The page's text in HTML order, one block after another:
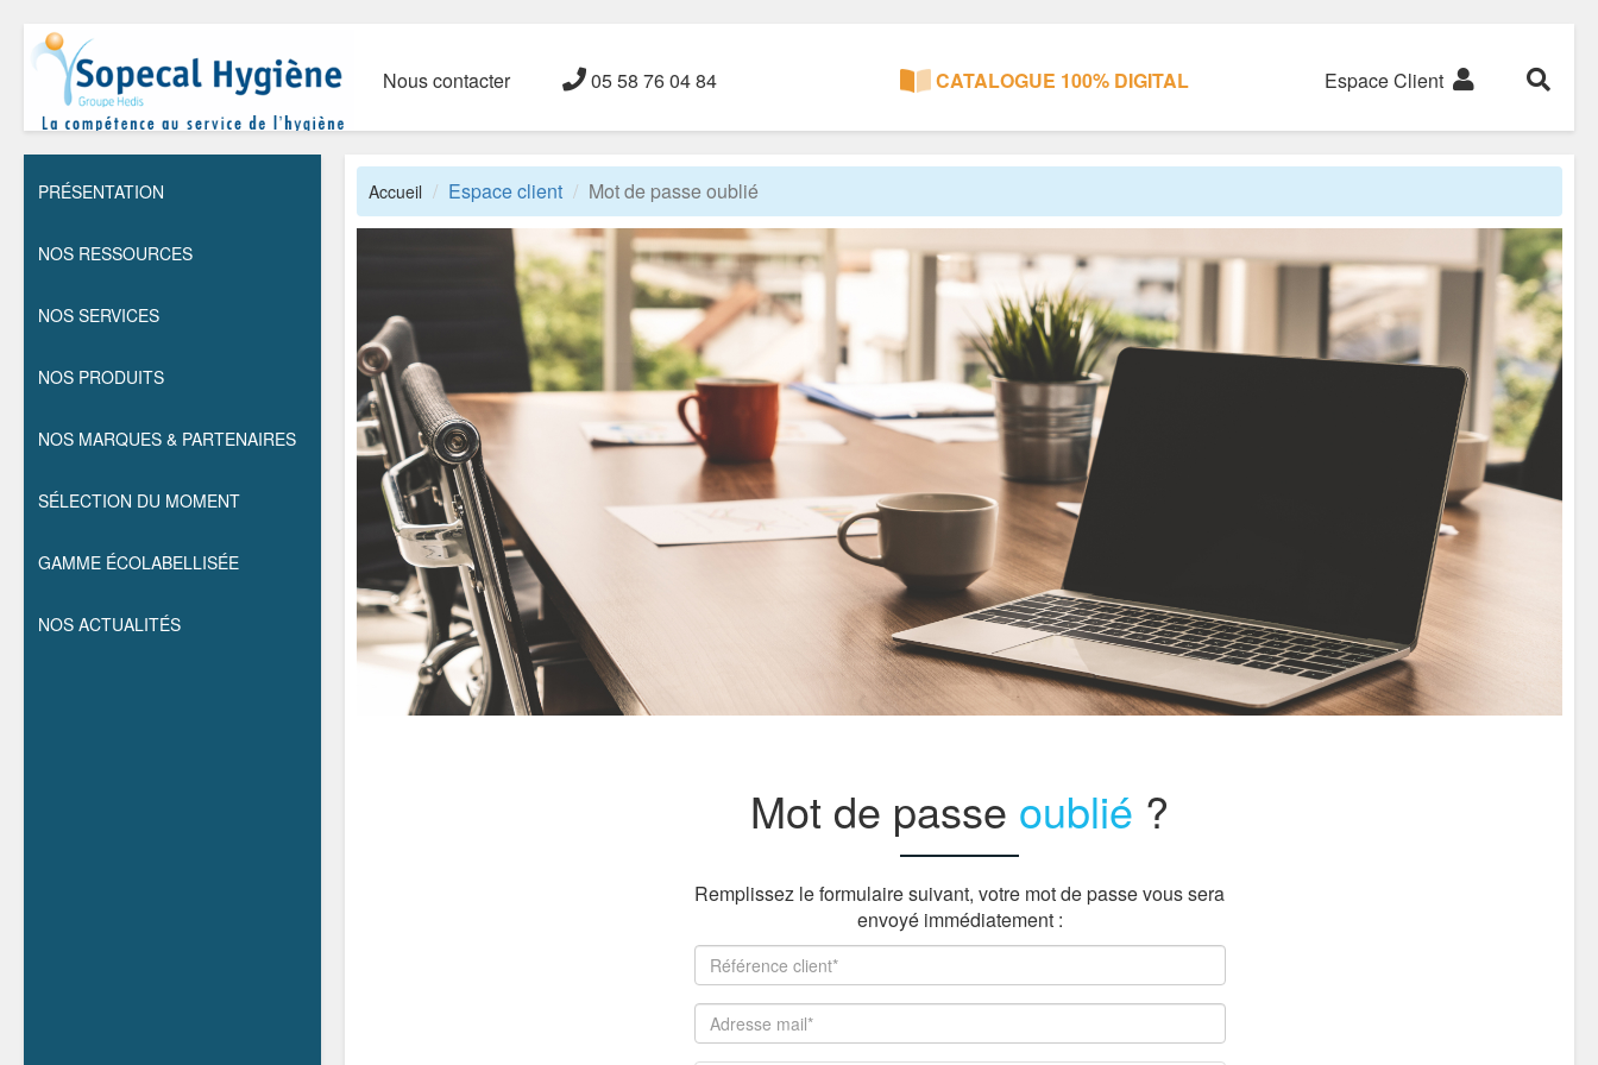
Nous contacter 05 58 76 04 84 CATALOGUE 100% DIGITAL Espace Client
PRÉSENTATION
NOS RESSOURCES
NOS SERVICES
NOS PRODUITS
NOS MARQUES & PARTENAIRES
SÉLECTION DU MOMENT
GAMME ÉCOLABELLISÉE
NOS ACTUALITÉS
Accueil Espace client Mot de passe oublié
Mot de passe oublié ?
Remplissez le formulaire suivant, votre mot de passe vous sera
envoyé immédiatement :